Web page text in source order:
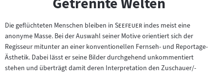
Die geflüchteten Menschen bleiben in "
Seefeuer"indes meist eine
anonyme Masse. Bei der Auswahl seiner Motive orientiert sich der
Regisseur mitunter an einer konventionellen Fernseh- und Reportage-
Ästhetik. Dabei lässt er seine Bilder durchgehend unkommentiert
stehen und überträgt damit deren Interpretation den Zuschauer/-